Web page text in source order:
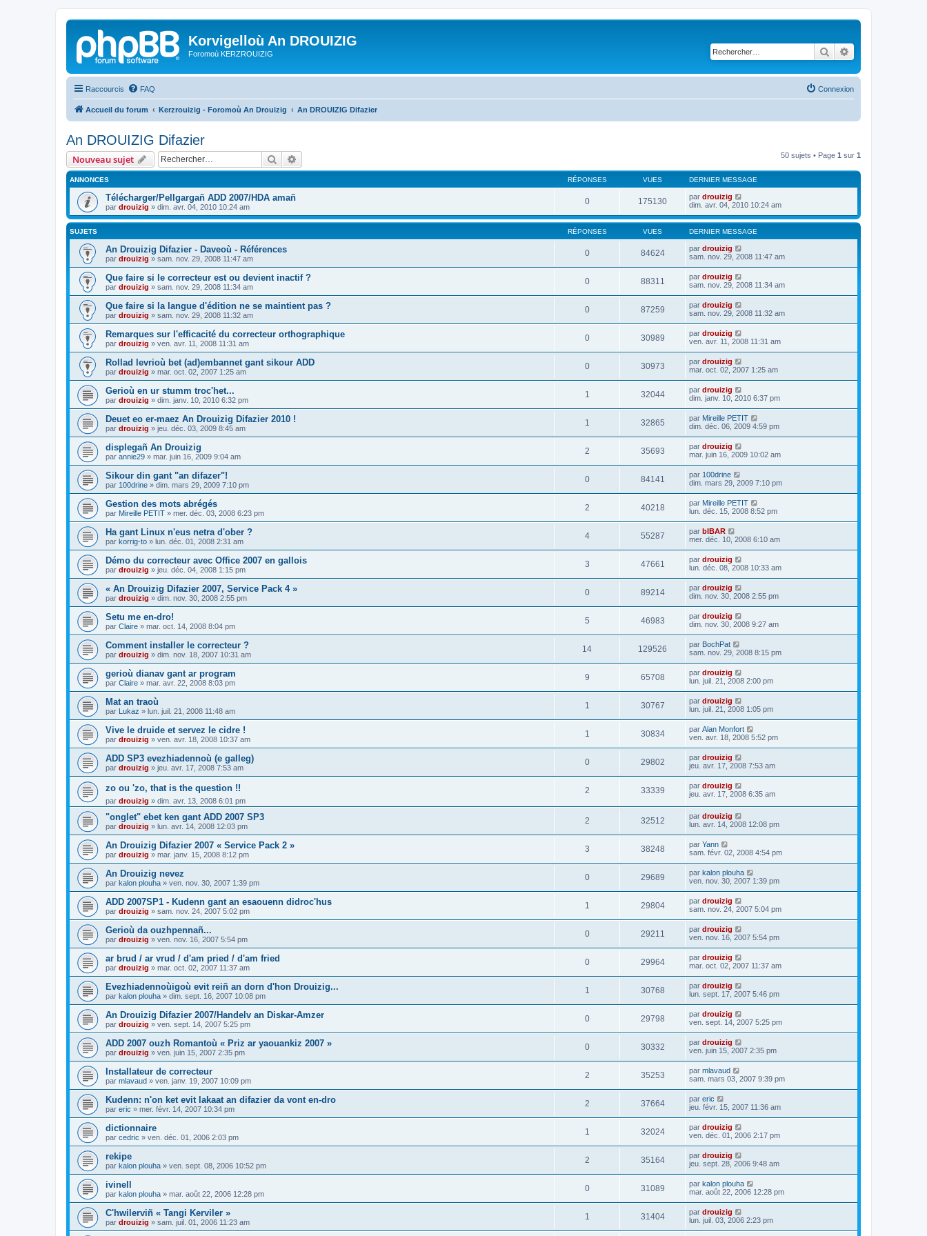
Korvigelloù An DROUIZIG
Foromoù KERZROUIZIG Rechercher
Raccourcis FAQ Connexion
Accueil du forum Kerzrouizig - Foromoù An Drouizig An DROUIZIG Difazier
An DROUIZIG Difazier
Nouveau sujet Rechercher 50 sujets • Page 1 sur 1
ANNONCES RÉPONSES VUES DERNIER MESSAGE
Télécharger/Pellgargañ ADD 2007/HDA amañ
par drouizig » dim. avr. 04, 2010 10:24 am
0 175130 par drouizig
dim. avr. 04, 2010 10:24 am
SUJETS RÉPONSES VUES DERNIER MESSAGE
An Drouizig Difazier - Daveoù - Références
par drouizig » sam. nov. 29, 2008 11:47 am
0 84624 par drouizig
sam. nov. 29, 2008 11:47 am
Que faire si le correcteur est ou devient inactif ?
par drouizig » sam. nov. 29, 2008 11:34 am
0 88311 par drouizig
sam. nov. 29, 2008 11:34 am
Que faire si la langue d'édition ne se maintient pas ?
par drouizig » sam. nov. 29, 2008 11:32 am
0 87259 par drouizig
sam. nov. 29, 2008 11:32 am
Remarques sur l'efficacité du correcteur orthographique
par drouizig » ven. avr. 11, 2008 11:31 am
0 30989 par drouizig
ven. avr. 11, 2008 11:31 am
Rollad levrioù bet (ad)embannet gant sikour ADD
par drouizig » mar. oct. 02, 2007 1:25 am
0 30973 par drouizig
mar. oct. 02, 2007 1:25 am
Gerioù en ur stumm troc'het...
par drouizig » dim. janv. 10, 2010 6:32 pm
1 32044 par drouizig
dim. janv. 10, 2010 6:37 pm
Deuet eo er-maez An Drouizig Difazier 2010 !
par drouizig » jeu. déc. 03, 2009 8:45 am
1 32865 par Mireille PETIT
dim. déc. 06, 2009 4:59 pm
displegañ An Drouizig
par annie29 » mar. juin 16, 2009 9:04 am
2 35693 par drouizig
mar. juin 16, 2009 10:02 am
Sikour din gant "an difazer"!
par 100drine » dim. mars 29, 2009 7:10 pm
0 84141 par 100drine
dim. mars 29, 2009 7:10 pm
Gestion des mots abrégés
par Mireille PETIT » mer. déc. 03, 2008 6:23 pm
2 40218 par Mireille PETIT
lun. déc. 15, 2008 8:52 pm
Ha gant Linux n'eus netra d'ober ?
par korrig-to » lun. déc. 01, 2008 2:31 am
4 55287 par bIBAR
mer. déc. 10, 2008 6:10 am
Démo du correcteur avec Office 2007 en gallois
par drouizig » jeu. déc. 04, 2008 1:15 pm
3 47661 par drouizig
lun. déc. 08, 2008 10:33 am
« An Drouizig Difazier 2007, Service Pack 4 »
par drouizig » dim. nov. 30, 2008 2:55 pm
0 89214 par drouizig
dim. nov. 30, 2008 2:55 pm
Setu me en-dro!
par Claire » mar. oct. 14, 2008 8:04 pm
5 46983 par drouizig
dim. nov. 30, 2008 9:27 am
Comment installer le correcteur ?
par drouizig » dim. nov. 18, 2007 10:31 am
14 129526 par BochPat
sam. nov. 29, 2008 8:15 pm
gerioù dianav gant ar program
par Claire » mar. avr. 22, 2008 8:03 pm
9 65708 par drouizig
lun. juil. 21, 2008 2:00 pm
Mat an traoù
par Lukaz » lun. juil. 21, 2008 11:48 am
1 30767 par drouizig
lun. juil. 21, 2008 1:05 pm
Vive le druide et servez le cidre !
par drouizig » ven. avr. 18, 2008 10:37 am
1 30834 par Alan Monfort
ven. avr. 18, 2008 5:52 pm
ADD SP3 evezhiadennoù (e galleg)
par drouizig » jeu. avr. 17, 2008 7:53 am
0 29802 par drouizig
jeu. avr. 17, 2008 7:53 am
zo ou 'zo, that is the question !!
par drouizig » dim. avr. 13, 2008 6:01 pm
2 33339 par drouizig
jeu. avr. 17, 2008 6:35 am
"onglet" ebet ken gant ADD 2007 SP3
par drouizig » lun. avr. 14, 2008 12:03 pm
2 32512 par drouizig
lun. avr. 14, 2008 12:08 pm
An Drouizig Difazier 2007 « Service Pack 2 »
par drouizig » mar. janv. 15, 2008 8:12 pm
3 38248 par Yann
sam. févr. 02, 2008 4:54 pm
An Drouizig nevez
par kalon plouha » ven. nov. 30, 2007 1:39 pm
0 29689 par kalon plouha
ven. nov. 30, 2007 1:39 pm
ADD 2007SP1 - Kudenn gant an esaouenn didroc'hus
par drouizig » sam. nov. 24, 2007 5:02 pm
1 29804 par drouizig
sam. nov. 24, 2007 5:04 pm
Gerioù da ouzhpennañ...
par drouizig » ven. nov. 16, 2007 5:54 pm
0 29211 par drouizig
ven. nov. 16, 2007 5:54 pm
ar brud / ar vrud / d'am pried / d'am fried
par drouizig » mar. oct. 02, 2007 11:37 am
0 29964 par drouizig
mar. oct. 02, 2007 11:37 am
Evezhiadennoùigoù evit reiñ an dorn d'hon Drouizig...
par kalon plouha » dim. sept. 16, 2007 10:08 pm
1 30768 par drouizig
lun. sept. 17, 2007 5:46 pm
An Drouizig Difazier 2007/Handelv an Diskar-Amzer
par drouizig » ven. sept. 14, 2007 5:25 pm
0 29798 par drouizig
ven. sept. 14, 2007 5:25 pm
ADD 2007 ouzh Romantoù « Priz ar yaouankiz 2007 »
par drouizig » ven. juin 15, 2007 2:35 pm
0 30332 par drouizig
ven. juin 15, 2007 2:35 pm
Installateur de correcteur
par mlavaud » ven. janv. 19, 2007 10:09 pm
2 35253 par mlavaud
sam. mars 03, 2007 9:39 pm
Kudenn: n'on ket evit lakaat an difazier da vont en-dro
par eric » mer. févr. 14, 2007 10:34 pm
2 37664 par eric
jeu. févr. 15, 2007 11:36 am
dictionnaire
par cedric » ven. déc. 01, 2006 2:03 pm
1 32024 par drouizig
ven. déc. 01, 2006 2:17 pm
rekipe
par kalon plouha » ven. sept. 08, 2006 10:52 pm
2 35164 par drouizig
jeu. sept. 28, 2006 9:48 am
ivinell
par kalon plouha » mar. août 22, 2006 12:28 pm
0 31089 par kalon plouha
mar. août 22, 2006 12:28 pm
C'hwilerviñ « Tangi Kerviler »
par drouizig » sam. juil. 01, 2006 11:23 am
1 31404 par drouizig
lun. juil. 03, 2006 2:23 pm